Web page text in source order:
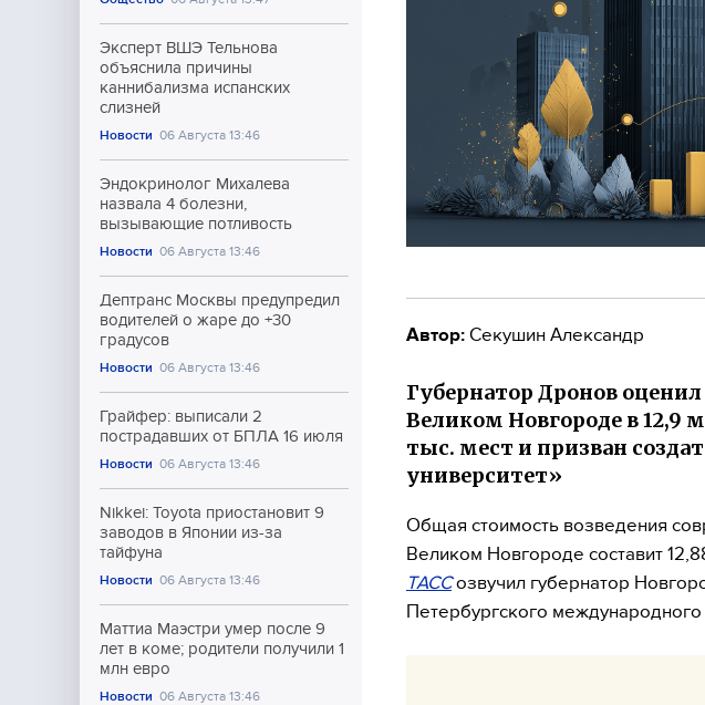
Эксперт ВШЭ Тельнова
объяснила причины
каннибализма испанских
слизней
Новости 06 Августа 13:46
Эндокринолог Михалева
назвала 4 болезни,
вызывающие потливость
Новости 06 Августа 13:46
Дептранс Москвы предупредил
водителей о жаре до +30
градусов
Новости 06 Августа 13:46
Грайфер: выписали 2
пострадавших от БПЛА 16 июля
Новости 06 Августа 13:46
Nikkei: Toyota приостановит 9
заводов в Японии из-за
тайфуна
Новости 06 Августа 13:46
Маттиа Маэстри умер после 9
лет в коме; родители получили 1
млн евро
Новости 06 Августа 13:46
Автор: Секушин Александр
Губернатор Дронов
Великом Новгороде в 12,9
тыс. мест и призван
университет»
Общая стоимость возведения
Великом Новгороде составит
ТАССозвучил губернатор
Петербургского